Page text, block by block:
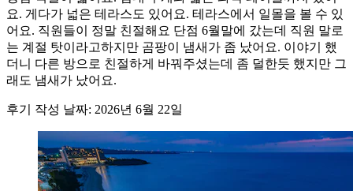
요. 게다가 넓은 테라스도 있어요. 테라스에서 일몰을 볼 수 있
어요. 직원들이 정말 친절해요 단점 6월말에 갔는데 직원 말로
는 계절 탓이라고하지만 곰팡이 냄새가 좀 났어요. 이야기 했
더니 다른 방으로 친절하게 바꿔주셨는데 좀 덜한듯 했지만 그
래도 냄새가 났어요.
후기 작성 날짜: 2026년 6월 22일